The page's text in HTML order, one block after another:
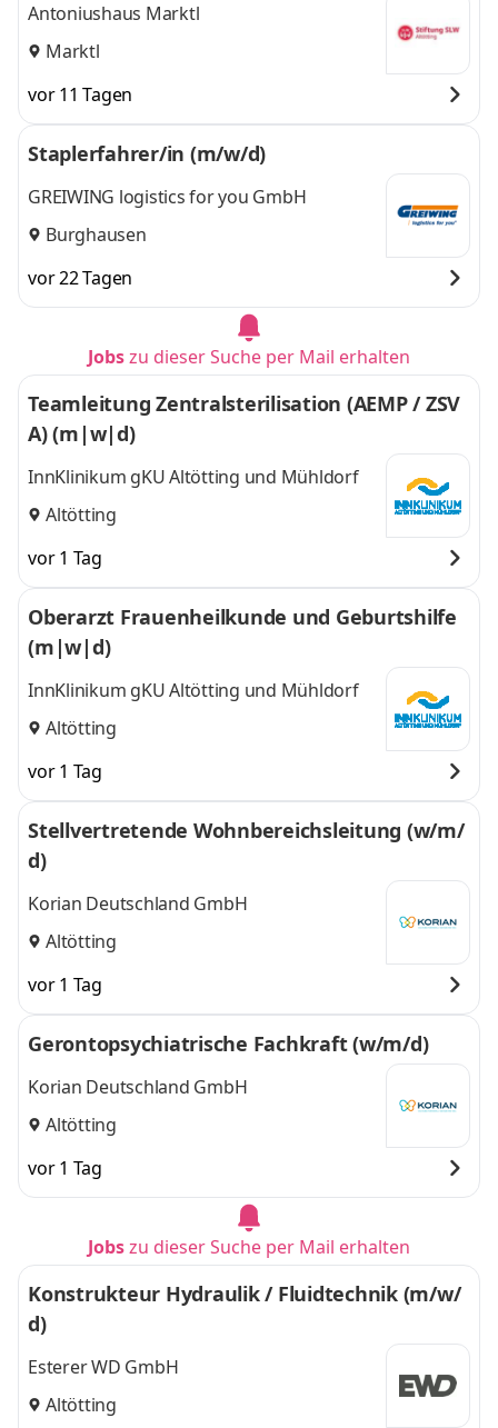
Antoniushaus Marktl
Marktl
vor 11 Tagen
Staplerfahrer/in (m/w/d)
GREIWING logistics for you GmbH
Burghausen
vor 22 Tagen
Jobszu dieser Suche per Mail erhalten
Teamleitung Zentralsterilisation (AEMP / ZSV
A) (m|w|d)
InnKlinikum gKU Altötting und Mühldorf
Altötting
vor 1 Tag
Oberarzt Frauenheilkunde und Geburtshilfe
(m|w|d)
InnKlinikum gKU Altötting und Mühldorf
Altötting
vor 1 Tag
Stellvertretende Wohnbereichsleitung (w/m/
d)
Korian Deutschland GmbH
Altötting
vor 1 Tag
Gerontopsychiatrische Fachkraft (w/m/d)
Korian Deutschland GmbH
Altötting
vor 1 Tag
Jobszu dieser Suche per Mail erhalten
Konstrukteur Hydraulik / Fluidtechnik (m/w/
d)
Esterer WD GmbH
Altötting